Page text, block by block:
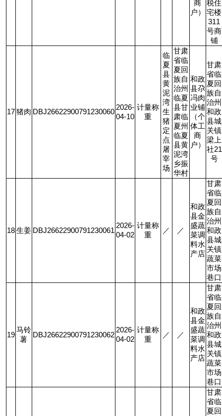
商
户）
税住
宅楼
311
号商
铺
17猪肉 DBJ26622900791230060
2026-
04-10
计量称
重
临
夏
县
黄
泥
湾
生
猪
定
点
屠
宰
场
甘肃
省临
夏回
族自
治州
临夏
县甘
肃临
夏州
临夏
县黄
泥湾
乡振
华村
和政
县尕
冯肉
业铺
（个
体工
商
户）
甘肃
省临
夏回
族自
治州
和政
县城
关镇
梁上
社21
号
18生姜 DBJ26622900791230061
2026-
04-02
计量称
重
／ ／
和政
县金
盛蔬
菜调
料水
产店
甘肃
省临
夏回
族自
治州
和政
县城
关镇
蔬菜
市场
巷口
19
马铃
薯
DBJ26622900791230062
2026-
04-02
计量称
重
／ ／
和政
县金
盛蔬
菜调
料水
产店
甘肃
省临
夏回
族自
治州
和政
县城
关镇
蔬菜
市场
巷口
甘肃
省临
夏回